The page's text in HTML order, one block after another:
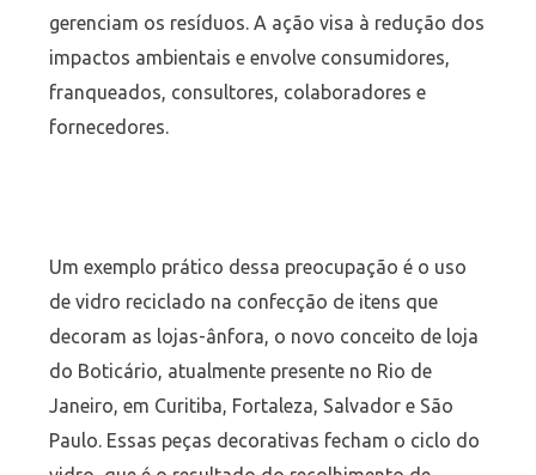
gerenciam os resíduos. A ação visa à redução dos
impactos ambientais e envolve consumidores,
franqueados, consultores, colaboradores e
fornecedores.
Um exemplo prático dessa preocupação é o uso
de vidro reciclado na confecção de itens que
decoram as lojas-ânfora, o novo conceito de loja
do Boticário, atualmente presente no Rio de
Janeiro, em Curitiba, Fortaleza, Salvador e São
Paulo. Essas peças decorativas fecham o ciclo do